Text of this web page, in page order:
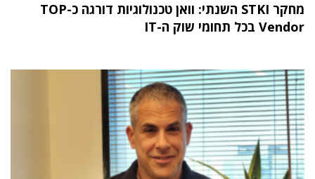
מחקר STKI השנתי: וואן טכנולוגיות דורגה כ-TOP
Vendor בכל תחומי שוק ה-IT